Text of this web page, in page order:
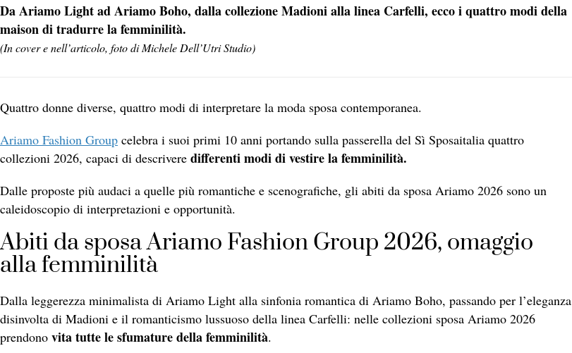
Da Ariamo Light ad Ariamo Boho, dalla collezione Madioni alla linea Carfelli, ecco i quattro modi della
maison di tradurre la femminilità.
(In cover e nell’articolo, foto di Michele Dell’Utri Studio)
Quattro donne diverse, quattro modi di interpretare la moda sposa contemporanea.
Ariamo Fashion Group celebra i suoi primi 10 anni portando sulla passerella del Sì Sposaitalia quattro
collezioni 2026, capaci di descrivere differenti modi di vestire la femminilità.
Dalle proposte più audaci a quelle più romantiche e scenografiche, gli abiti da sposa Ariamo 2026 sono un
caleidoscopio di interpretazioni e opportunità.
Abiti da sposa Ariamo Fashion Group 2026, omaggio
alla femminilità
Dalla leggerezza minimalista di Ariamo Light alla sinfonia romantica di Ariamo Boho, passando per l’eleganza
disinvolta di Madioni e il romanticismo lussuoso della linea Carfelli: nelle collezioni sposa Ariamo 2026
prendono vita tutte le sfumature della femminilità.